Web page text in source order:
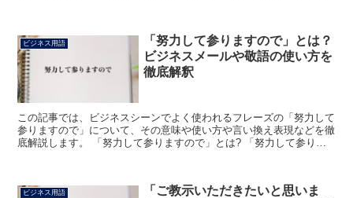
ビジネス用語
「努力して参りますので」とは？
ビジネスメールや敬語の使い方を
徹底解釈
この記事では、ビジネスシーンでよく使われるフレーズの「努力して
参りますので」について、その意味や使い方や言い換え表現などを徹
底解説します。 「努力して参りますので」とは? 「努力して参りま
ビジネス用語
「ご教示いただきたいと思いま